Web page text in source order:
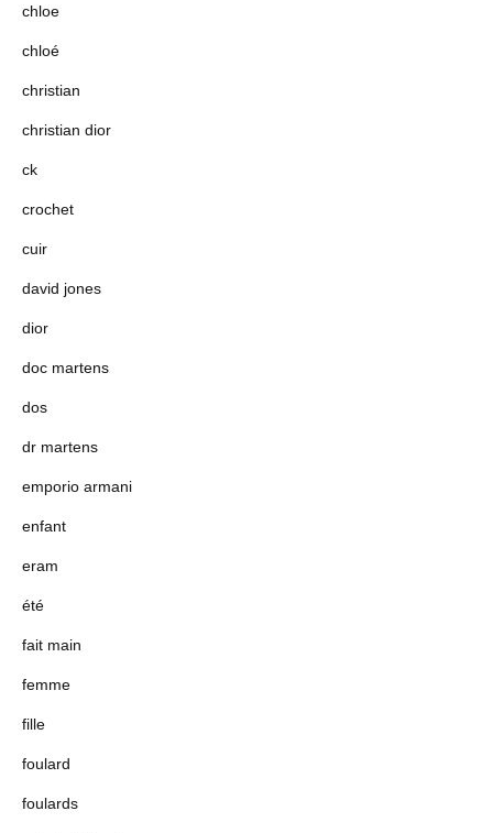
chloe
chloé
christian
christian dior
ck
crochet
cuir
david jones
dior
doc martens
dos
dr martens
emporio armani
enfant
eram
été
fait main
femme
fille
foulard
foulards